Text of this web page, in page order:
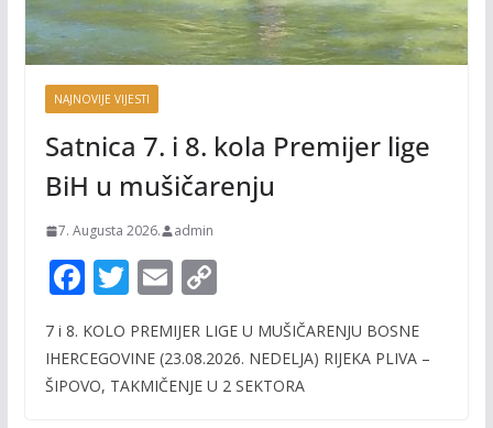
NAJNOVIJE VIJESTI
Satnica 7. i 8. kola Premijer lige
BiH u mušičarenju
7. Augusta 2026. admin
F
e
b
T
itt
er
E
ai
l
C
p
y
7 i 8. KOLO PREMIJER LIGE U MUŠIČARENJU BOSNE
IHERCEGOVINE (23.08.2026. NEDELJA) RIJEKA PLIVA –
ŠIPOVO, TAKMIČENJE U 2 SEKTORA